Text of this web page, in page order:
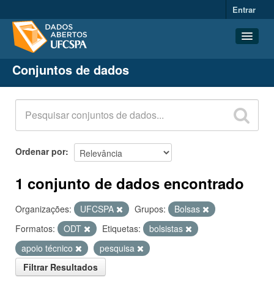
Entrar
Conjuntos de dados
Organizações
Grupos
Sobre
Conjuntos de dados
Ordenar por
1 conjunto de dados encontrado
Organizações: UFCSPA Grupos:
Bolsas
Formatos:
ODT Etiquetas:
bolsistas
apoio técnico
pesquisa
Filtrar Resultados